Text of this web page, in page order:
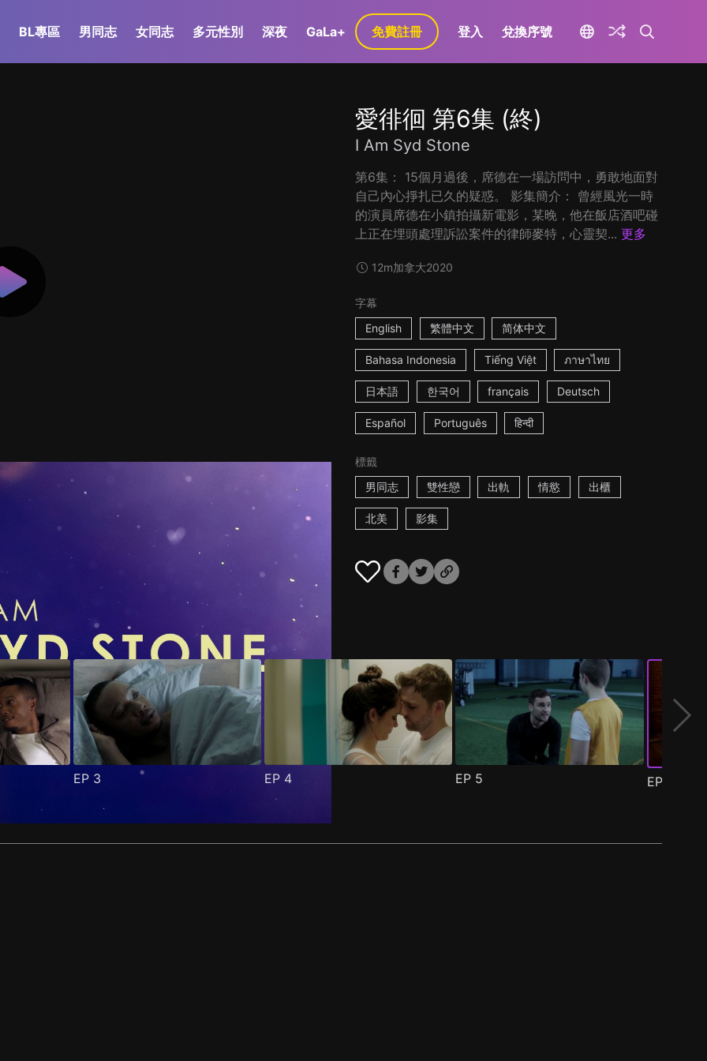
BL專區 男同志 女同志 多元性別 深夜 GaLa+ 免費註冊 登入 兌換序號
愛徘徊 第6集 (終)
I Am Syd Stone
第6集： 15個月過後，席德在一場訪問中，勇敢地面對
自己內心掙扎已久的疑惑。 影集簡介： 曾經風光一時
的演員席德在小鎮拍攝新電影，某晚，他在飯店酒吧碰
上正在埋頭處理訴訟案件的律師麥特，心靈契... 更多
12m加拿大2020
字幕
English
繁體中文 简体中文
Bahasa Indonesia Tiếng Việt ภาษาไทย
日本語 한국어 français Deutsch
Español Português हिन्दी
標籤
男同志
雙性戀 出軌 情慾 出櫃
北美 影集
EP 3 EP 4 EP 5 EP